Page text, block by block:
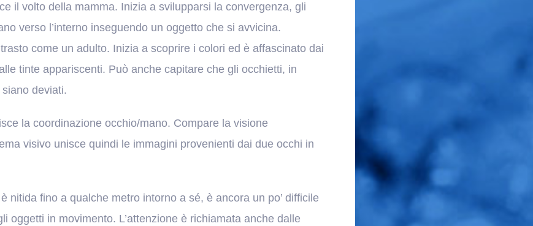
il volto della mamma. Inizia a svilupparsi la convergenza, gli
verso l’interno inseguendo un oggetto che si avvicina.
come un adulto. Inizia a scoprire i colori ed è affascinato dai
tinte appariscenti. Può anche capitare che gli occhietti, in
deviati.
la coordinazione occhio/mano. Compare la visione
visivo unisce quindi le immagini provenienti dai due occhi in
nitida fino a qualche metro intorno a sé, è ancora un po’ difficile
oggetti in movimento. L’attenzione è richiamata anche dalle